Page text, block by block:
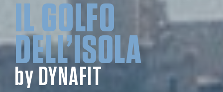
IL GOLFO
DELL’ISOLA
by DYNAFIT